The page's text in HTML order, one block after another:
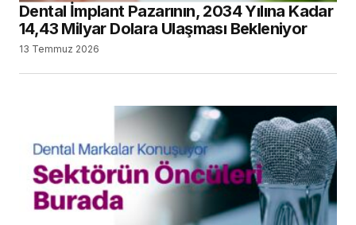
Dental İmplant Pazarının, 2034 Yılına Kadar
14,43 Milyar Dolara Ulaşması Bekleniyor
13 Temmuz 2026